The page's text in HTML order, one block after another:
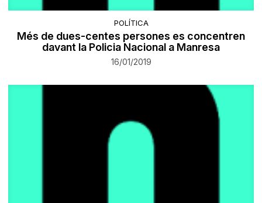
POLÍTICA
Més de dues-centes persones es concentren
davant la Policia Nacional a Manresa
16/01/2019